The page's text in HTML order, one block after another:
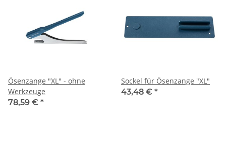
Ösenzange "XL" - ohne
Werkzeuge
78,59 € *
Sockel für Ösenzange "XL"
43,48 € *